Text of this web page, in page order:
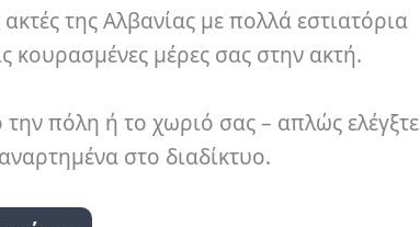
της Αλβανίας με πολλά εστιατόρια
κουρασμένες μέρες σας στην ακτή.
πόλη ή το χωριό σας – απλώς ελέγξτε
στο διαδίκτυο.